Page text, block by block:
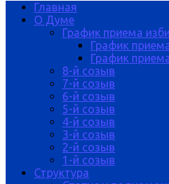
Главная
О Думе
График приема
График
График
8-й созыв
7-й созыв
6-й созыв
5-й созыв
4-й созыв
3-й созыв
2-й созыв
1-й созыв
Структура